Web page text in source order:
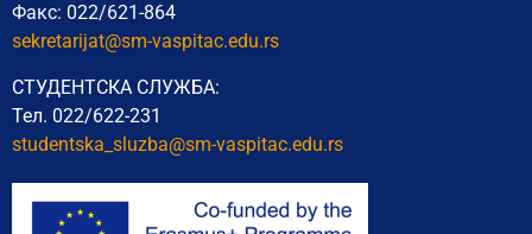
Факс: 022/621-864
sekretarijat@sm-vaspitac.edu.rs
СТУДЕНТСКА СЛУЖБА:
Тел. 022/622-231
studentska_sluzba@sm-vaspitac.edu.rs